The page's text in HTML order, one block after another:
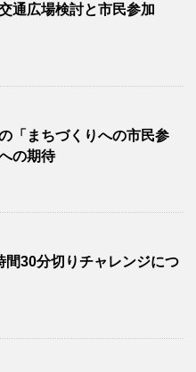
通広場検討と市民参加
「まちづくりへの市民参
の期待
間30分切りチャレンジにつ